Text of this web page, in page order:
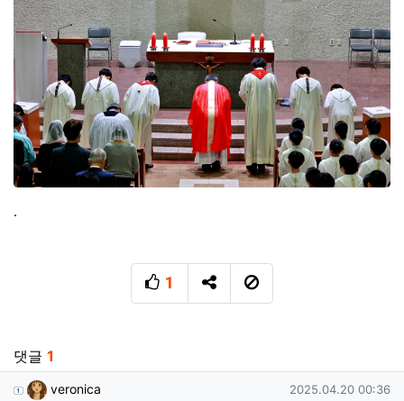
.
1
추천
SNS 공유
신고
댓글 1
veronica님의 댓글
veronica 작성일
2025.04.20 00:36